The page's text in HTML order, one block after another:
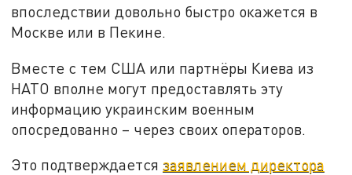
впоследствии довольно быстро окажется в
Москве или в Пекине.
Вместе с тем США или партнёры Киева из
НАТО вполне могут предоставлять эту
информацию украинским военным
опосредованно – через своих операторов.
Это подтверждаетсязаявлением директора